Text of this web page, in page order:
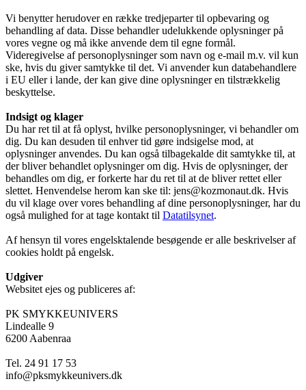
Vi benytter herudover en række tredjeparter til opbevaring og
behandling af data. Disse behandler udelukkende oplysninger på
vores vegne og må ikke anvende dem til egne formål.
Videregivelse af personoplysninger som navn og e-mail m.v. vil kun
ske, hvis du giver samtykke til det. Vi anvender kun databehandlere
i EU eller i lande, der kan give dine oplysninger en tilstrækkelig
beskyttelse.
Indsigt og klager
Du har ret til at få oplyst, hvilke personoplysninger, vi behandler om
dig. Du kan desuden til enhver tid gøre indsigelse mod, at
oplysninger anvendes. Du kan også tilbagekalde dit samtykke til, at
der bliver behandlet oplysninger om dig. Hvis de oplysninger, der
behandles om dig, er forkerte har du ret til at de bliver rettet eller
slettet. Henvendelse herom kan ske til: jens@kozmonaut.dk. Hvis
du vil klage over vores behandling af dine personoplysninger, har du
også mulighed for at tage kontakt til Datatilsynet.
Af hensyn til vores engelsktalende besøgende er alle beskrivelser af
cookies holdt på engelsk.
Udgiver
Websitet ejes og publiceres af:
PK SMYKKEUNIVERS
Lindealle 9
6200 Aabenraa
Tel. 24 91 17 53
info@pksmykkeunivers.dk